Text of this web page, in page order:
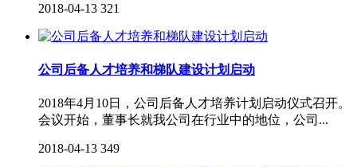
2018-04-13 321
公司后备人才培养和梯队建设计划启动
2018年4月10日，公司后备人才培养计划启动仪式召开。
会议开始，董事长就我公司在行业中的地位，公司...
2018-04-13 349